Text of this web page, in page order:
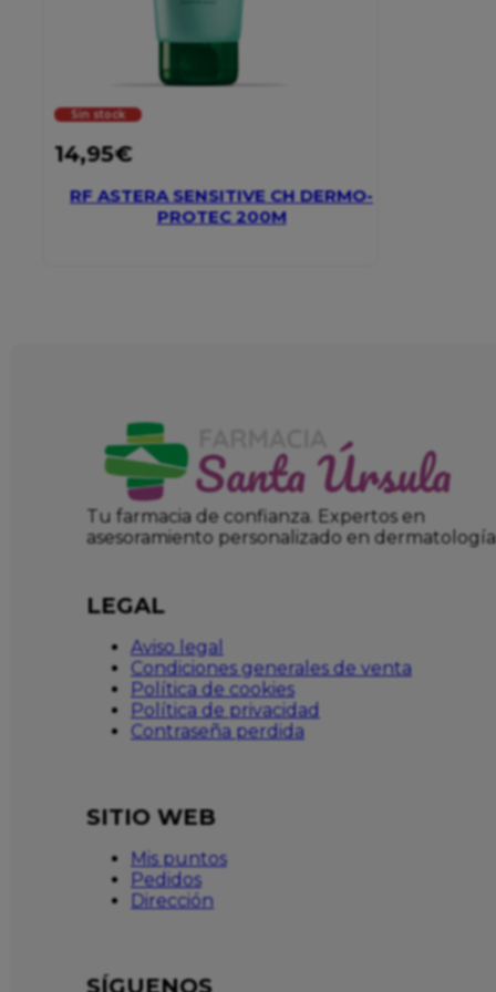
Sin stock
14,95€
RF ASTERA SENSITIVE CH DERMO-
PROTEC 200M
Tu farmacia de confianza. Expertos en
asesoramiento personalizado en dermatología
LEGAL
Aviso legal
Condiciones generales de venta
Política de cookies
Política de privacidad
Contraseña perdida
SITIO WEB
Mis puntos
Pedidos
Dirección